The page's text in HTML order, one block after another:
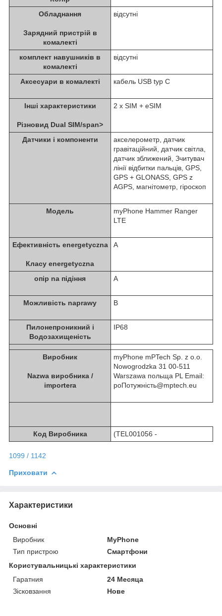
Обладнання
Зарядний пристрій в
комалекті
відсутні
комплект навушників в
комалекті
відсутні
Аксесуари в комалекті кабель USB typ C
Інші характеристики
Різновид Dual SIM/span>
2 x SIM + eSIM
Датчики i компоненти
акселерометр, датчик
гравітаційний, датчик світла,
датчик зближений, Зчитувач
лінії відбитки пальців, GPS,
GPS + GLONASS, GPS z
AGPS, магнітометр, гіроскоп
Модель
myPhone Hammer Ranger
LTE
Ефективність energetyczna
Класу energetyczna
A
опір na підіння A
Можливість naprawy B
Пилонепроникний i
Водозахищеність
IP68
Виробник
Nazwa виробника /
importera
myPhone mPTech Sp. z o.o.
Nowogrodzka 31 00-511
Warszawa польща PL Email:
poПотужність@mptech.eu
Код Виробника (TEL001056 -
1099 / 1142
Приховати
Характеристики
Основні
Виробник
MyPhone
Тип пристрою
Смартфони
Користувальницькі характеристики
Гаратния
24 Месяца
Зісковзання
Нове